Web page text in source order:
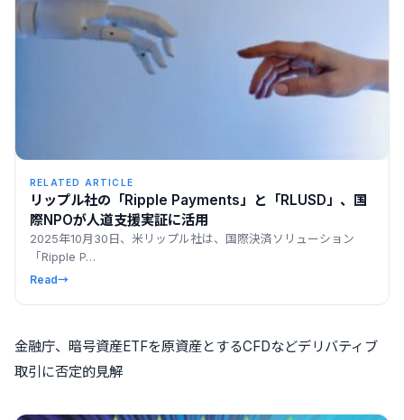
RELATED ARTICLE
リップル社の「Ripple Payments」と「RLUSD」、国
際NPOが人道支援実証に活用
2025年10月30日、米リップル社は、国際決済ソリューション
「Ripple P…
Read→
金融庁、暗号資産ETFを原資産とするCFDなどデリバティブ
取引に否定的見解